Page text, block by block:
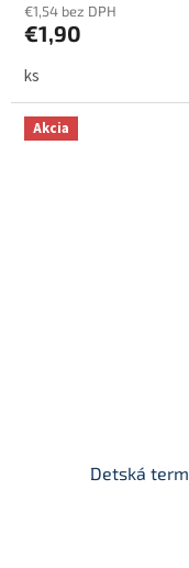
€1,54 bez DPH
€1,90
ks
Akcia
Detská